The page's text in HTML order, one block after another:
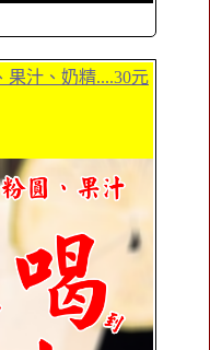
果汁、奶精....30元